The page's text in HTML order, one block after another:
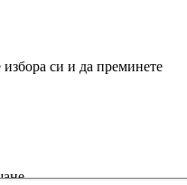
избора си и да преминете